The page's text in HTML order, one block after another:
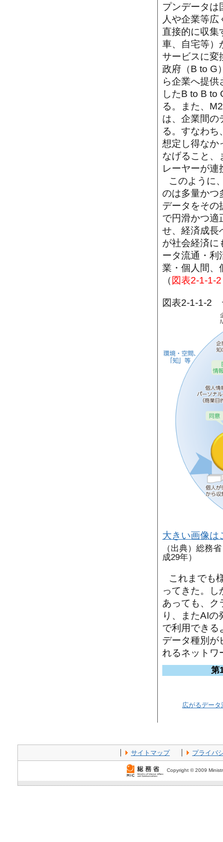
プンデータは
人や企業等
直接的に収集
車、自宅等）
サービスに変
政府（B to G
ら企業へ提
したB to B to
る。また、
は、企業間の
る。すなわち
想定し得なか
なげること、
レーヤーが
このように
のは多量かつ
データをその
で円滑かつ適
せ、経済成長
が社会経済に
ータ流通・利
業・個人間、
（図表2-1-1-2
図表2-1-1-2
大きい画像は
（出典）総務
成29年）
これまでも
ってきた。
あっても、ク
り、またAI
で利用できる
データ種別が
れるネットワ
第
広がるデー
サイトマップ プライバ
Copyright © 2009